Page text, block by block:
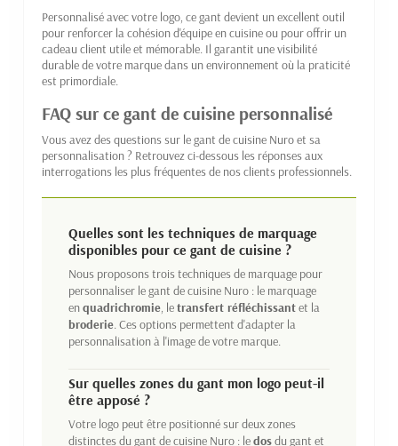
Personnalisé avec votre logo, ce gant devient un excellent outil
pour renforcer la cohésion d'équipe en cuisine ou pour offrir un
cadeau client utile et mémorable. Il garantit une visibilité
durable de votre marque dans un environnement où la praticité
est primordiale.
FAQ sur ce gant de cuisine personnalisé
Vous avez des questions sur le gant de cuisine Nuro et sa
personnalisation ? Retrouvez ci-dessous les réponses aux
interrogations les plus fréquentes de nos clients professionnels.
Quelles sont les techniques de marquage
disponibles pour ce gant de cuisine ?
Nous proposons trois techniques de marquage pour
personnaliser le gant de cuisine Nuro : le marquage
enquadrichromie , letransfert réfléchissantet la
broderie . Ces options permettent d'adapter la
personnalisation à l'image de votre marque.
Sur quelles zones du gant mon logo peut-il
être apposé ?
Votre logo peut être positionné sur deux zones
distinctes du gant de cuisine Nuro : ledosdu gant et